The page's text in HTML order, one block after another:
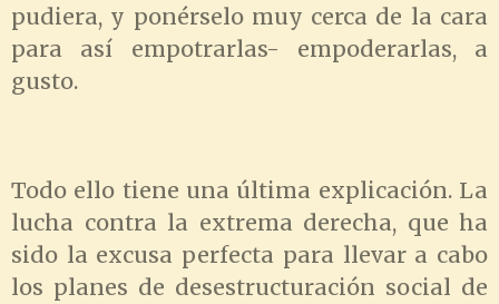
pudiera, y ponérselo muy cerca de la cara
para así empotrarlas- empoderarlas, a
gusto.
Todo ello tiene una última explicación. La
lucha contra la extrema derecha, que ha
sido la excusa perfecta para llevar a cabo
los planes de desestructuración social de